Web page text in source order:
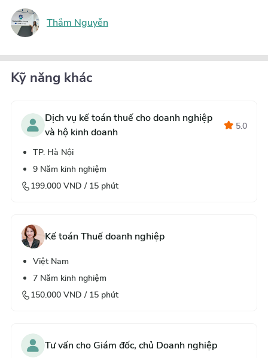
Thắm Nguyễn
Kỹ năng khác
Dịch vụ kế toán thuế cho doanh nghiệp
và hộ kinh doanh
5.0
TP. Hà Nội
9 Năm kinh nghiệm
199.000 VND / 15 phút
Kế toán Thuế doanh nghiệp
Việt Nam
7 Năm kinh nghiệm
150.000 VND / 15 phút
Tư vấn cho Giám đốc, chủ Doanh nghiệp